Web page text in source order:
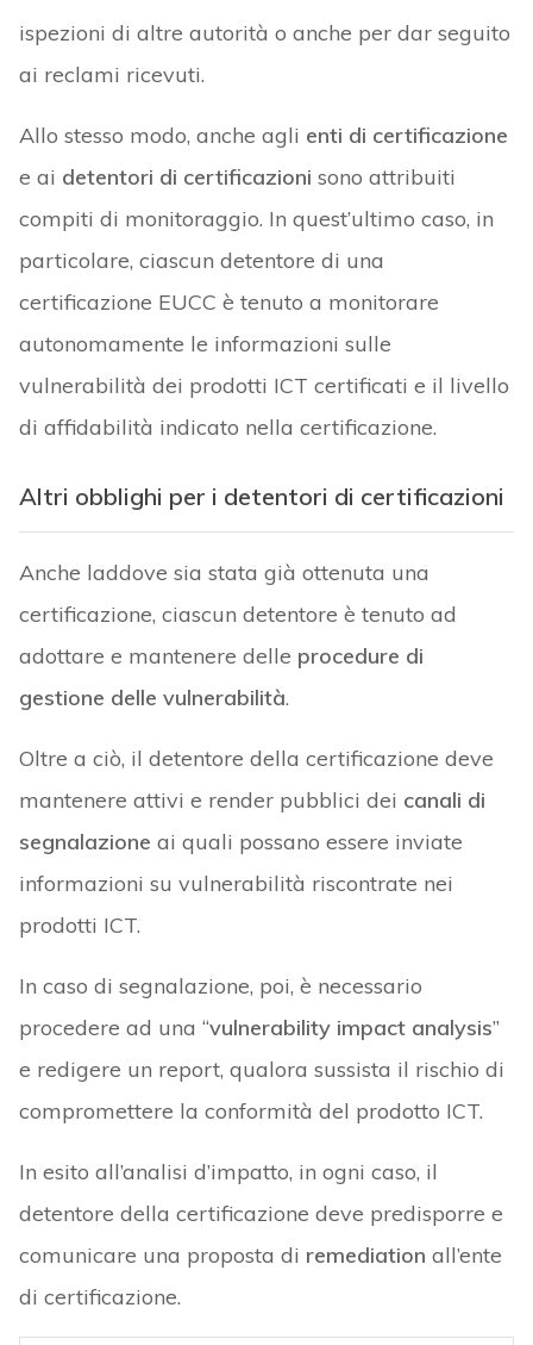
ispezioni di altre autorità o anche per dar seguito
ai reclami ricevuti.
Allo stesso modo, anche agli enti di certificazione
e ai detentori di certificazioni sono attribuiti
compiti di monitoraggio. In quest’ultimo caso, in
particolare, ciascun detentore di una
certificazione EUCC è tenuto a monitorare
autonomamente le informazioni sulle
vulnerabilità dei prodotti ICT certificati e il livello
di affidabilità indicato nella certificazione.
Altri obblighi per i detentori di certificazioni
Anche laddove sia stata già ottenuta una
certificazione, ciascun detentore è tenuto ad
adottare e mantenere delle procedure di
gestione delle vulnerabilità.
Oltre a ciò, il detentore della certificazione deve
mantenere attivi e render pubblici dei canali di
segnalazione ai quali possano essere inviate
informazioni su vulnerabilità riscontrate nei
prodotti ICT.
In caso di segnalazione, poi, è necessario
procedere ad una “vulnerability impact analysis”
e redigere un report, qualora sussista il rischio di
compromettere la conformità del prodotto ICT.
In esito all’analisi d’impatto, in ogni caso, il
detentore della certificazione deve predisporre e
comunicare una proposta di remediation all’ente
di certificazione.